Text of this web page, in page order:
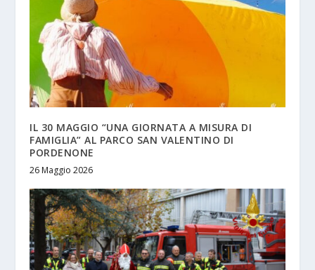
IL 30 MAGGIO “UNA GIORNATA A MISURA DI
FAMIGLIA” AL PARCO SAN VALENTINO DI
PORDENONE
26 Maggio 2026